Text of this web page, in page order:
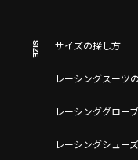
SIZE サイズの探し方
レーシングスーツ
レーシンググロー
レーシングシュー